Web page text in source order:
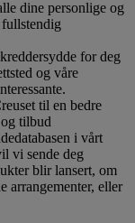
dine personlige og
for deg
og våre
til en bedre
tilbud
i vårt
vi sende deg
blir lansert, om
arrangementer, eller